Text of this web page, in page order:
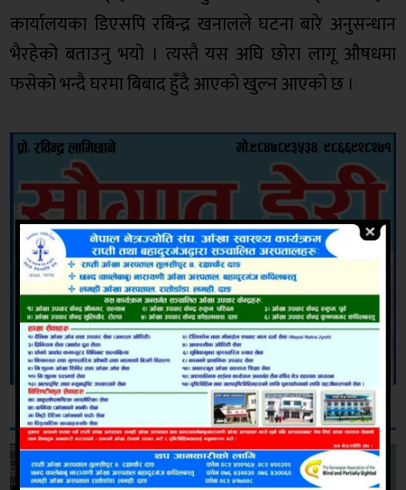
कार्यालयका डिएसपि रबिन्द्र खनालले घटना बारे अनुसन्धान
भैरहेको बताउनु भयो । त्यस्तै यस अघि छोरा लागू औषधमा
फसेको भन्दै घरमा बिबाद हुँदै आएको खुल्न आएको छ ।
सम्बन्धित